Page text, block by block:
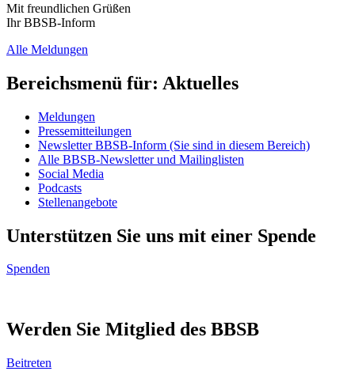
Mit freundlichen Grüßen
Ihr BBSB-Inform
Alle Meldungen
Bereichsmenü für: Aktuelles
Meldungen
Pressemitteilungen
Newsletter BBSB-Inform (Sie sind in diesem Bereich)
Alle BBSB-Newsletter und Mailinglisten
Social Media
Podcasts
Stellenangebote
Unterstützen Sie uns mit einer Spende
Spenden
Werden Sie Mitglied des BBSB
Beitreten